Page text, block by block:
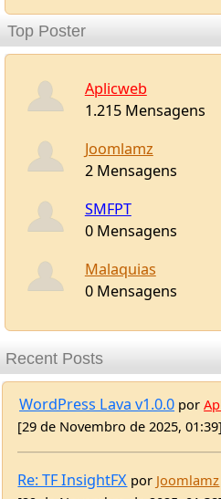
Aplicweb
1.215 Mensagens
Joomlamz
2 Mensagens
SMFPT
0 Mensagens
Malaquias
0 Mensagens
Recent Posts
[29 de Novembro de 2025, 01:39]
Re: TF InsightFXporJoomlamz
[29 de Novembro de 2025, 01:38]
TF InsightFXpor Aplicweb